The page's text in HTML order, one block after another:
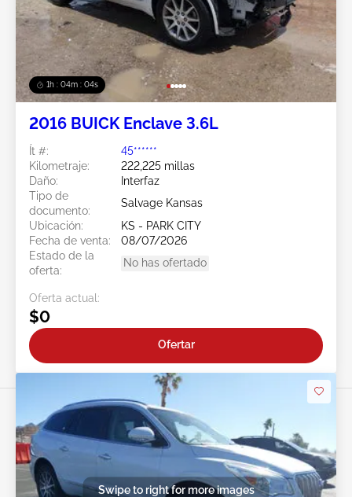
1h : 04m : 02s
2016 BUICK Enclave 3.6L
Ít #:
45******
Kilometraje:
222,225 millas
Daño:
Interfaz
Tipo de
documento:
Salvage Kansas
Ubicación:
KS - PARK CITY
Fecha de venta:
08/07/2026
Estado de la
oferta:
No has ofertado
Oferta actual:
$0
Ofertar
Swipe to right for more images